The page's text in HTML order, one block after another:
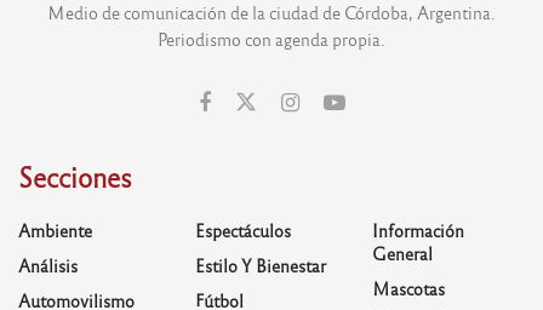
Medio de comunicación de la ciudad de Córdoba, Argentina.
Periodismo con agenda propia.
Secciones
Ambiente
Análisis
Automovilismo
Espectáculos
Estilo Y Bienestar
Fútbol
Información
General
Mascotas